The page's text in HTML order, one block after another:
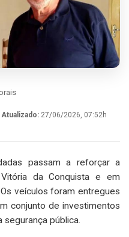
Atualizado: 27/06/2026, 07:52h
passam a reforçar a
da Conquista e em
veículos foram entregues
conjunto de investimentos
pública.